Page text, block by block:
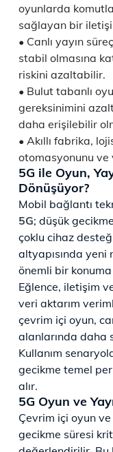
oyunlarda
sağlayan bir
Canlı yayın
stabil olmasına
riskini azaltabilir.
Bulut tabanlı
gereksinimini
daha erişilebilir
Akıllı fabrika,
otomasyonunu ve
5G ile Oyun,
Dönüşüyor?
Mobil bağlantı
5G; düşük
çoklu cihaz
altyapısında yeni
önemli bir
Eğlence, iletişim
veri aktarım
çevrim içi oyun,
alanlarında daha
Kullanım
gecikme temel
alır.
5G Oyun ve
Çevrim içi oyun
gecikme süresi